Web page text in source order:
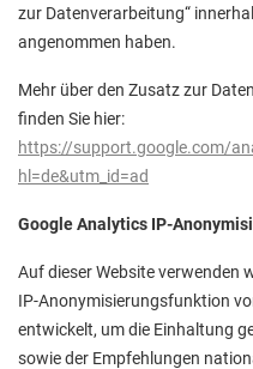
zur Datenverarbeitung“
angenommen haben.
Mehr über den Zusatz zur
finden Sie hier:
https://support.google.com/
hl=de&utm_id=ad
Google Analytics IP-
Auf dieser Website verwenden
IP-Anonymisierungsfunktion
entwickelt, um die Einhaltung
sowie der Empfehlungen